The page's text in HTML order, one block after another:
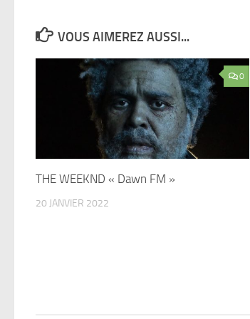
VOUS AIMEREZ AUSSI...
0
THE WEEKND « Dawn FM »
20 JANVIER 2022